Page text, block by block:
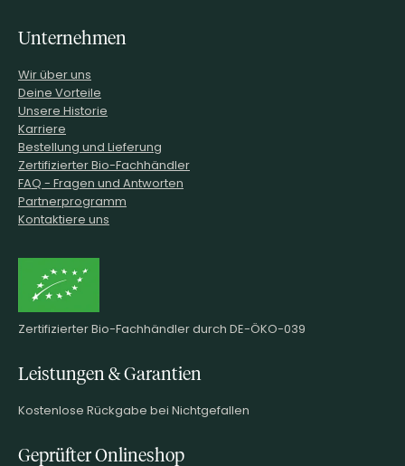
Unternehmen
Wir über uns
Deine Vorteile
Unsere Historie
Karriere
Bestellung und Lieferung
Zertifizierter Bio-Fachhändler
FAQ - Fragen und Antworten
Partnerprogramm
Kontaktiere uns
Zertifizierter Bio-Fachhändler durch DE-ÖKO-039
Leistungen & Garantien
Kostenlose Rückgabe bei Nichtgefallen
Geprüfter Onlineshop